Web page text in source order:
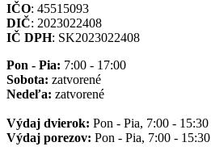
IČO: 45515093
DIČ: 2023022408
IČ DPH: SK2023022408
Pon - Pia: 7:00 - 17:00
Sobota: zatvorené
Nedeľa: zatvorené
Výdaj dvierok: Pon - Pia, 7:00 - 15:30
Výdaj porezov: Pon - Pia, 7:00 - 15:30